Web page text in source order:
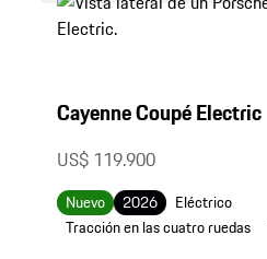
Cayenne Coupé Electric
US$ 119.900
Nuevo 2026
Eléctrico
Tracción en las cuatro ruedas